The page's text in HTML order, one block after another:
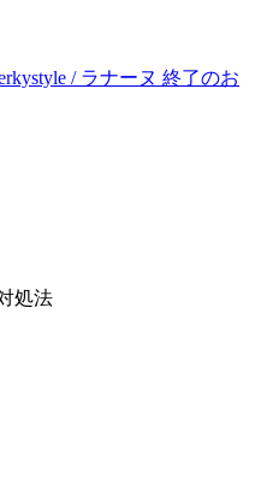
/ ラナーヌ 終了のお
処法